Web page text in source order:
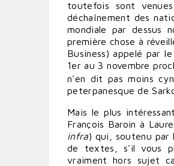
toutefois sont
déchaînement des
mondiale par dessus
première chose à
Business) appelé par
1er au 3 novembre
n'en dit pas moins
peterpanesque de
Mais le plus
François Baroin à
infra) qui, soutenu par
de textes, s'il vous
vraiment hors sujet